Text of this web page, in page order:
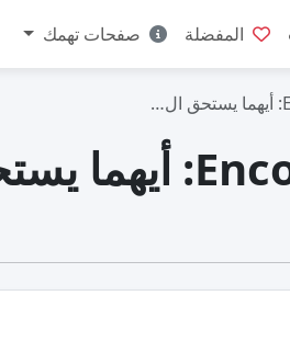
المفضلة صفحات تهمك